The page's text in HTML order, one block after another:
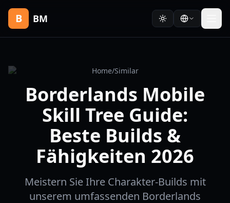
B BM
Home/Similar
Borderlands Mobile
Skill Tree Guide:
Beste Builds &
Fähigkeiten 2026
Meistern Sie Ihre Charakter-Builds mit
unserem umfassenden Borderlands